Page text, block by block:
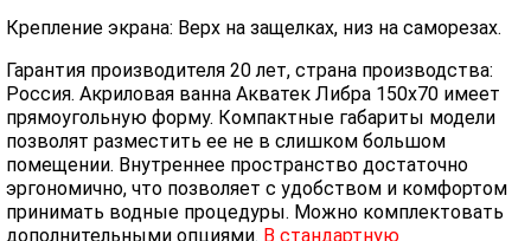
Крепление экрана: Верх на защелках, низ на саморезах.
Гарантия производителя 20 лет, страна производства:
Россия. Акриловая ванна Акватек Либра 150х70 имеет
прямоугольную форму. Компактные габариты модели
позволят разместить ее не в слишком большом
помещении. Внутреннее пространство достаточно
эргономично, что позволяет с удобством и комфортом
принимать водные процедуры. Можно комплектовать
дополнительными опциями. В стандартную